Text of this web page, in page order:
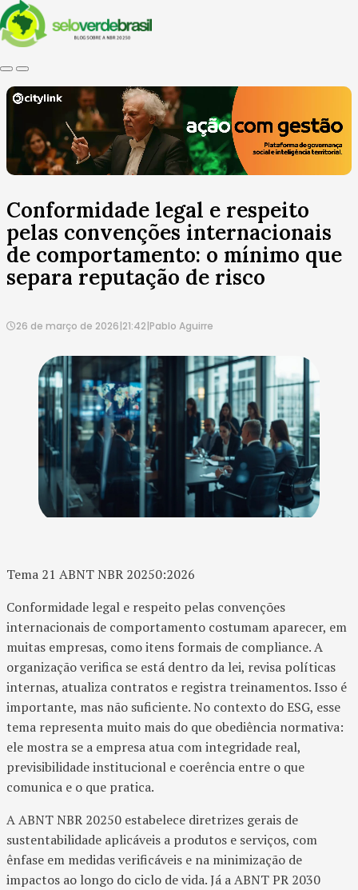
Conformidade legal e respeito
pelas convenções internacionais
de comportamento: o mínimo que
separa reputação de risco
26 de março de 2026|21:42|Pablo Aguirre
Tema 21 ABNT NBR 20250:2026
Conformidade legal e respeito pelas convenções
internacionais de comportamento costumam aparecer, em
muitas empresas, como itens formais de compliance. A
organização verifica se está dentro da lei, revisa políticas
internas, atualiza contratos e registra treinamentos. Isso é
importante, mas não suficiente. No contexto do ESG, esse
tema representa muito mais do que obediência normativa:
ele mostra se a empresa atua com integridade real,
previsibilidade institucional e coerência entre o que
comunica e o que pratica.
A ABNT NBR 20250 estabelece diretrizes gerais de
sustentabilidade aplicáveis a produtos e serviços, com
ênfase em medidas verificáveis e na minimização de
impactos ao longo do ciclo de vida. Já a ABNT PR 2030